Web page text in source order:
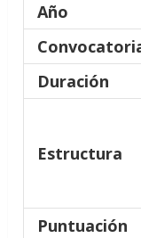
Año
Duración
Estructura
Puntuación